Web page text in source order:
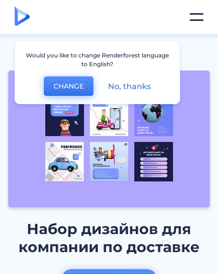
Набор дизайнов для
компании по доставке
Would you like to change Renderforest language
to English?
CHANGE No, thanks